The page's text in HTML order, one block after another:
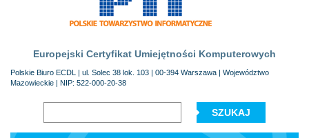
Europejski Certyfikat Umiejętności Komputerowych
Polskie Biuro ECDL | ul. Solec 38 lok. 103 | 00-394 Warszawa | Województwo
Mazowieckie | NIP: 522-000-20-38
SZUKAJ